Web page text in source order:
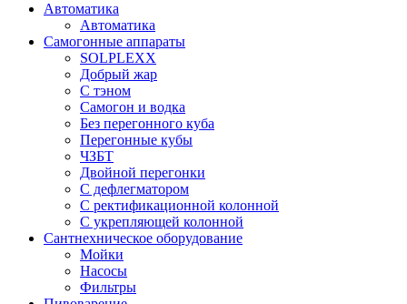
Автоматика
Автоматика
Самогонные аппараты
SOLPLEXX
Добрый жар
С тэном
Самогон и водка
Без перегонного куба
Перегонные кубы
ЧЗБТ
Двойной перегонки
С дефлегматором
С ректификационной колонной
С укрепляющей колонной
Сантнехническое оборудование
Мойки
Насосы
Фильтры